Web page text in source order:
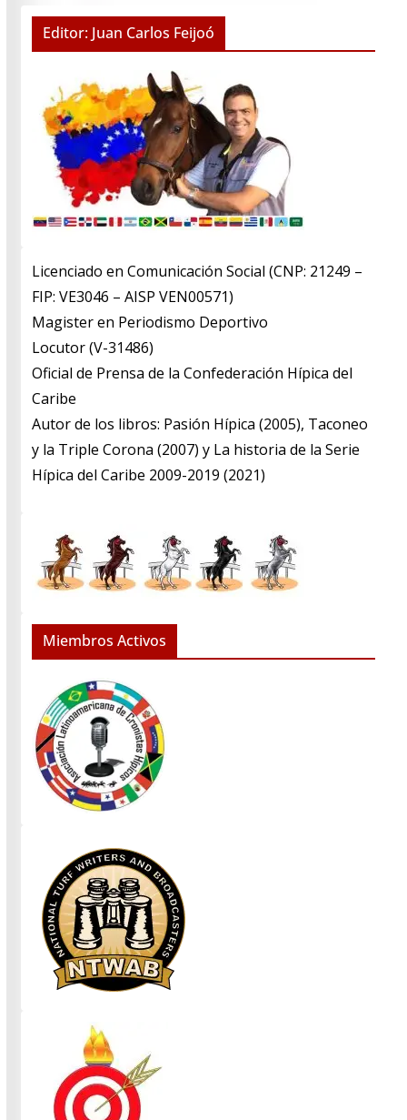
Editor: Juan Carlos Feijoó
Licenciado en Comunicación Social (CNP: 21249 –
FIP: VE3046 – AISP VEN00571)
​Magister en Periodismo Deportivo
​Locutor (V-31486)
​Oficial de Prensa de la Confederación Hípica del
Caribe
​Autor de los libros: Pasión Hípica (2005), Taconeo
y la Triple Corona (2007) y La historia de la Serie
Hípica del Caribe 2009-2019 (2021)
Miembros Activos